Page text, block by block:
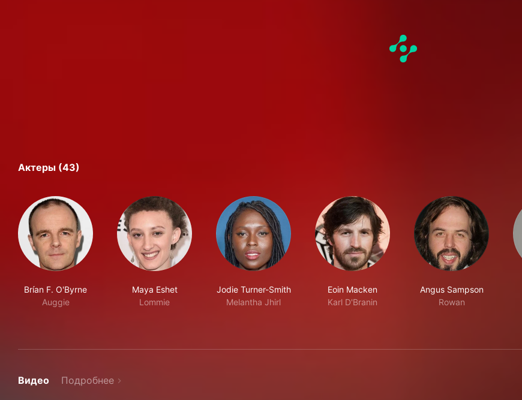
Актеры (43)
Brían F. O'Byrne
Auggie
Maya Eshet
Lommie
Jodie Turner-Smith
Melantha Jhirl
Eoin Macken
Karl D'Branin
Angus Sampson
Rowan
Видео Подробнее